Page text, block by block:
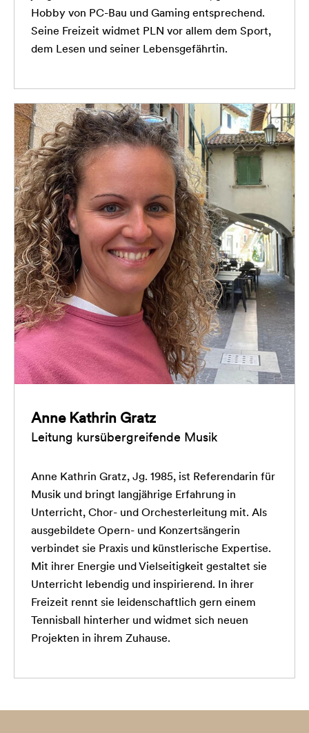
Hobby von PC-Bau und Gaming entsprechend.
Seine Freizeit widmet PLN vor allem dem Sport,
dem Lesen und seiner Lebensgefährtin.
Anne Kathrin Gratz
Leitung kursübergreifende Musik
Anne Kathrin Gratz, Jg. 1985, ist Referendarin für
Musik und bringt langjährige Erfahrung in
Unterricht, Chor- und Orchesterleitung mit. Als
ausgebildete Opern- und Konzertsängerin
verbindet sie Praxis und künstlerische Expertise.
Mit ihrer Energie und Vielseitigkeit gestaltet sie
Unterricht lebendig und inspirierend. In ihrer
Freizeit rennt sie leidenschaftlich gern einem
Tennisball hinterher und widmet sich neuen
Projekten in ihrem Zuhause.